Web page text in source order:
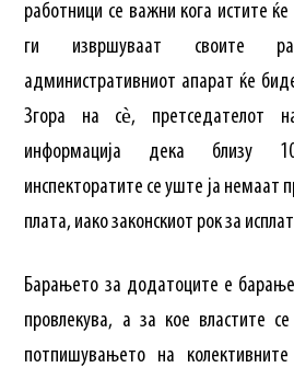
работници се важни кога истите
ги извршуваат своите
административниот апарат ќе
Згора на сѐ, претседателот
информација дека близу
инспекторатите се уште ја немаат
плата, иако законскиот рок за
Барањето за додатоците е
провлекува, а за кое властите
потпишувањето на